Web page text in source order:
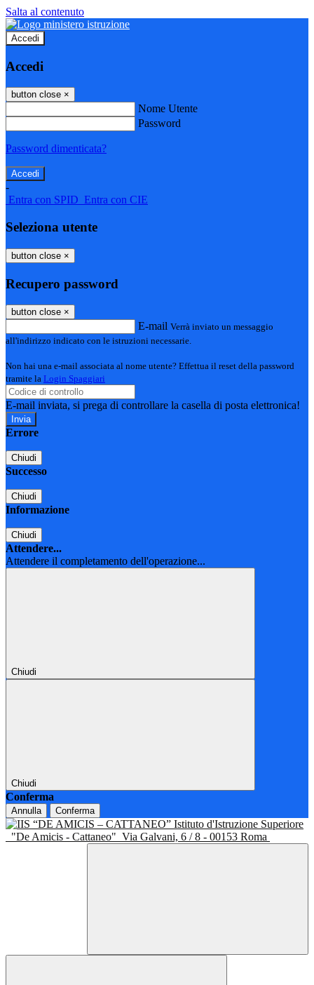
Salta al contenuto
Accedi
Accedi
button close ×
Nome Utente
Password
Password dimenticata?
-
Entra con SPID Entra con CIE
Seleziona utente
button close ×
Recupero password
button close ×
E-mail Verrà inviato un messaggio
all'indirizzo indicato con le istruzioni necessarie.
Non hai una e-mail associata al nome utente? Effettua il reset della password
tramite la Login Spaggiari
E-mail inviata, si prega di controllare la casella di posta elettronica!
Errore
Chiudi
Successo
Chiudi
Informazione
Chiudi
Attendere...
Attendere il completamento dell'operazione...
Chiudi
Chiudi
Conferma
Annulla Conferma
Istituto d'Istruzione Superiore
"De Amicis - Cattaneo" Via Galvani, 6 / 8 - 00153 Roma